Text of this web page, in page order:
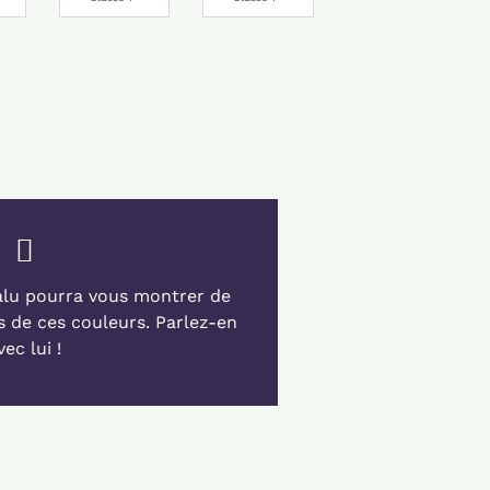
pourra vous montrer de
ces couleurs. Parlez-en
lui !